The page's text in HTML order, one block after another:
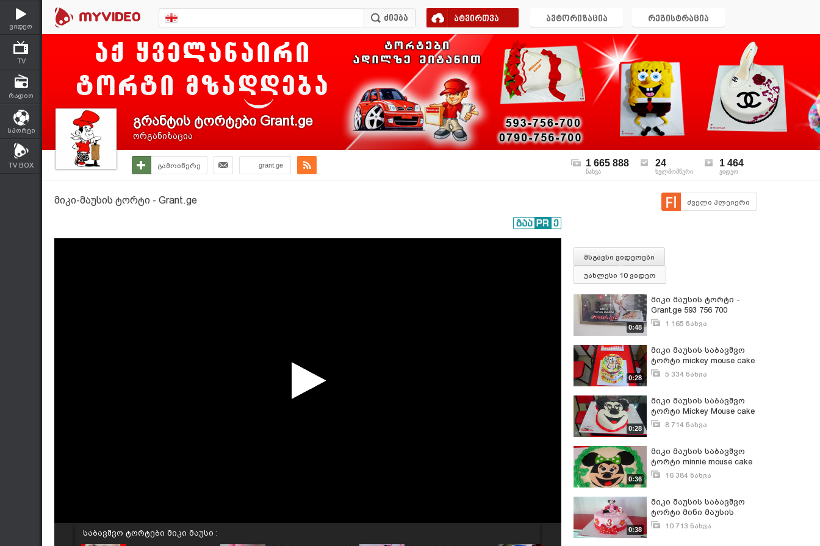
ვიდეო
TV
რადიო
სპორტი
TV BOX
ატვირთვა ავტორიზაცია რეგისტრაცია
გრანტის ტორტები Grant.ge
ორგანიზაცია
გამოიწერე grant.ge 1 665 888
ნახვა
24
ხელმომწერი
1 464
ვიდეო
მიკი-მაუსის ტორტი - Grant.ge ძველი პლეიერი
საბავშვო ტორტები მიკი მაუსი :
მსგავსი ვიდეოები
უახლესი 10 ვიდეო
0:48
მიკი მაუსის ტორტი -
Grant.ge 593 756 700
1 165 ნახვა
0:28
მიკი მაუსის საბავშვო
ტორტი mickey mouse cake
- Grant.ge
5 334 ნახვა
0:28
მიკი მაუსის საბავშვო
ტორტი Mickey Mouse cake
- Grant.ge
8 714 ნახვა
0:36
მიკი მაუსის საბავშვო
ტორტი minnie mouse cake
- მინი მაუსის ტორტი
16 384 ნახვა
0:38
მიკი მაუსის საბავშვო
ტორტი მინი მაუსის
ტორტი10 713 ნახვა